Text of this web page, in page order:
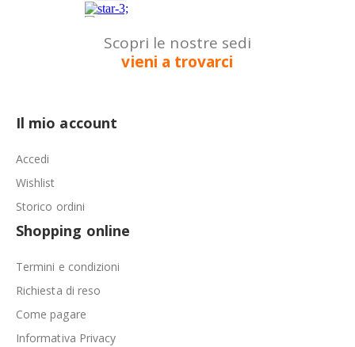
Scopri le nostre sedi
vieni a trovarci
Il mio account
Accedi
Wishlist
Storico ordini
Shopping online
Termini e condizioni
Richiesta di reso
Come pagare
Informativa Privacy